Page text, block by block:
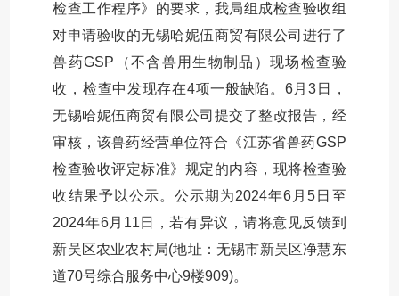
检查工作程序》的要求，我局组成检查验收组
对申请验收的无锡哈妮伍商贸有限公司进行了
兽药GSP（不含兽用生物制品）现场检查验
收，检查中发现存在4项一般缺陷。6月3日，
无锡哈妮伍商贸有限公司提交了整改报告，经
审核，该兽药经营单位符合《江苏省兽药GSP
检查验收评定标准》规定的内容，现将检查验
收结果予以公示。公示期为2024年6月5日至
2024年6月11日，若有异议，请将意见反馈到
新吴区农业农村局(地址：无锡市新吴区净慧东
道70号综合服务中心9楼909)。